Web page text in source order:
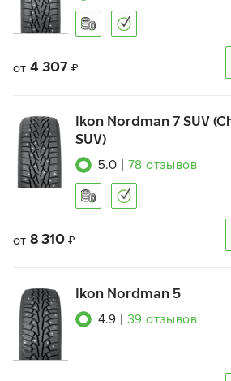
от 4 307 ₽
Ikon Nordman 7 SUV
SUV)
5.0 78 отзывов
от 8 310 ₽
Ikon Nordman 5
4.9 39 отзывов